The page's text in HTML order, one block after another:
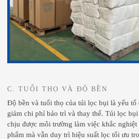
C. TUỔI THỌ VÀ ĐỘ BỀN
Độ bền và tuổi thọ của túi lọc bụi là yếu tố
giảm chi phí bảo trì và thay thế. Túi lọc
chịu được môi trường làm việc khắc nghiệt
phẩm mà vẫn duy trì hiệu suất lọc tối ưu